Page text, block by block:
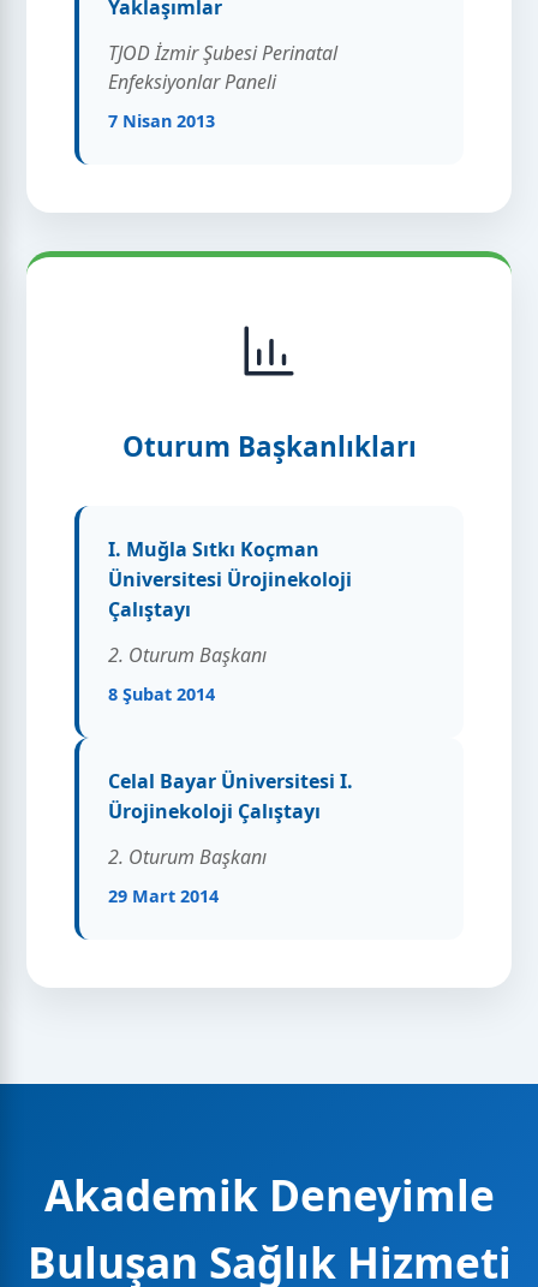
Yaklaşımlar
TJOD İzmir Şubesi Perinatal
Enfeksiyonlar Paneli
7 Nisan 2013
Oturum Başkanlıkları
I. Muğla Sıtkı Koçman
Üniversitesi Ürojinekoloji
Çalıştayı
2. Oturum Başkanı
8 Şubat 2014
Celal Bayar Üniversitesi I.
Ürojinekoloji Çalıştayı
2. Oturum Başkanı
29 Mart 2014
Akademik Deneyimle
Buluşan Sağlık Hizmeti